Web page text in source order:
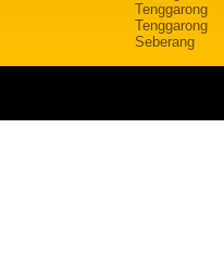
Tenggarong
Tenggarong
Seberang